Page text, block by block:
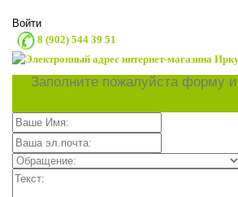
Войти
8 (902) 544 39 51
Заполните пожалуйста форму